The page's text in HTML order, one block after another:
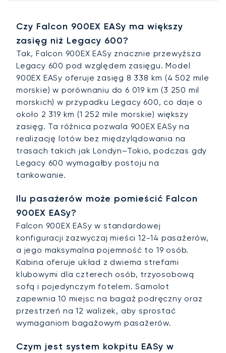
Czy Falcon 900EX EASy ma większy
zasięg niż Legacy 600?
Tak, Falcon 900EX EASy znacznie przewyższa
Legacy 600 pod względem zasięgu. Model
900EX EASy oferuje zasięg 8 338 km (4 502 mile
morskie) w porównaniu do 6 019 km (3 250 mil
morskich) w przypadku Legacy 600, co daje o
około 2 319 km (1 252 mile morskie) większy
zasięg. Ta różnica pozwala 900EX EASy na
realizację lotów bez międzylądowania na
trasach takich jak Londyn–Tokio, podczas gdy
Legacy 600 wymagałby postoju na
tankowanie.
Ilu pasażerów może pomieścić Falcon
900EX EASy?
Falcon 900EX EASy w standardowej
konfiguracji zazwyczaj mieści 12-14 pasażerów,
a jego maksymalna pojemność to 19 osób.
Kabina oferuje układ z dwiema strefami
klubowymi dla czterech osób, trzyosobową
sofą i pojedynczym fotelem. Samolot
zapewnia 10 miejsc na bagaż podręczny oraz
przestrzeń na 12 walizek, aby sprostać
wymaganiom bagażowym pasażerów.
Czym jest system kokpitu EASy w